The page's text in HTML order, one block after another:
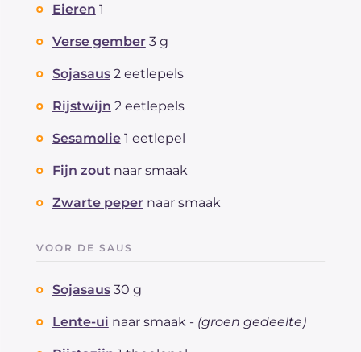
Eieren 1
Verse gember 3 g
Sojasaus 2 eetlepels
Rijstwijn 2 eetlepels
Sesamolie 1 eetlepel
Fijn zout naar smaak
Zwarte peper naar smaak
VOOR DE SAUS
Sojasaus 30 g
Lente-ui naar smaak - (groen gedeelte)